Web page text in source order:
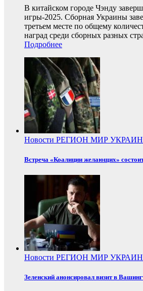
В китайском городе Чэнду
игры-2025. Сборная Украины
третьем месте по общему
наград среди сборных разных
Подробнее
Новости РЕГИОН МИР
Встреча «Коалиции желающих»
Новости РЕГИОН МИР
Зеленский анонсировал визит в